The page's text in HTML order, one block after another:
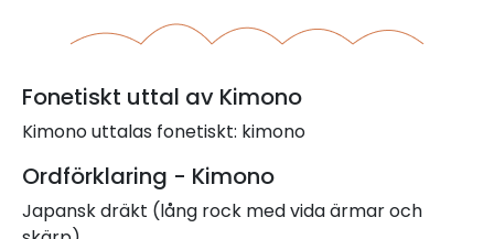
Fonetiskt uttal av Kimono
Kimono uttalas fonetiskt: kimono
Ordförklaring - Kimono
Japansk dräkt (lång rock med vida ärmar och